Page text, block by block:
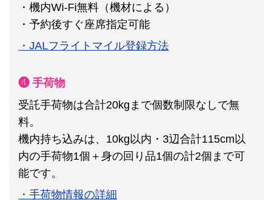
・機内Wi-Fi無料（機材による）
・予約後すぐ座席指定可能
・JALフライトマイル登録方法
❹ 手荷物
受託手荷物は合計20kgまで個数制限なしで無
料。
機内持ち込みは、10kg以内・3辺合計115cm以
内の手荷物1個＋身の回り品1個の計2個まで可
能です。
・手荷物情報の詳細